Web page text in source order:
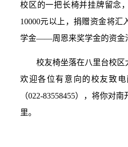
校区的一把长椅并挂牌留念
10000元以上，捐赠资金将汇
学金——周恩来奖学金的资金
校友椅坐落在八里台校区
欢迎各位有意向的校友致
（022-83558455），将你对
里。